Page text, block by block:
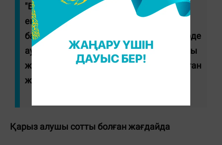
"Банк клиенттің төлем қабілеті бар
екеніне кепілдік беруі керек. Ол үшін
банкке бастапқы жарна толық мөлшерде
аударылуы қажет. Сондықтан бастапқы
жарнаны жинаған соң ғана банкке барған
жөн", - деп кеңес береді ол.
Қарыз алушы сотты болған жағдайда